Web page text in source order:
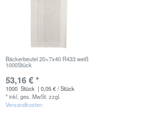
Bäckerbeutel 20+7x40 R433 weiß
1000Stück
53,16 € *
1000 Stück | 0,05 € / Stück
*inkl. ges. MwSt. zzgl.
Versandkosten